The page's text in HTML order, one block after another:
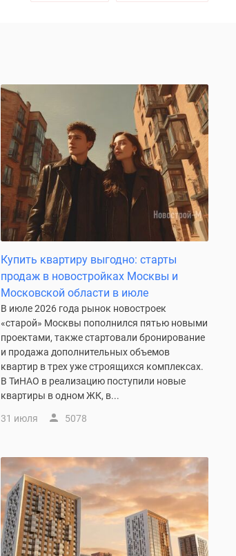
Купить квартиру выгодно: старты
продаж в новостройках Москвы и
Московской области в июле
В июле 2026 года рынок новостроек
«старой» Москвы пополнился пятью новыми
проектами, также стартовали бронирование
и продажа дополнительных объемов
квартир в трех уже строящихся комплексах.
В ТиНАО в реализацию поступили новые
квартиры в одном ЖК, в...
31 июля 5078